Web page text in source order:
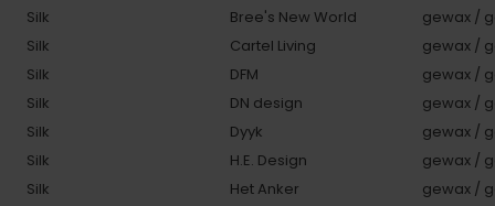
Silk
Bree's New World
gewax /
Silk
Cartel Living
gewax /
Silk
DFM
gewax /
Silk
DN design
gewax /
Silk
Dyyk
gewax /
Silk
H.E. Design
gewax /
Silk
Het Anker
gewax /